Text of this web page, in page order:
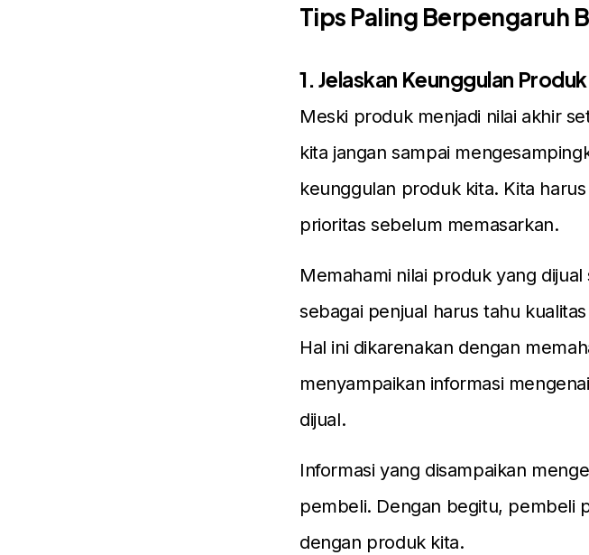
Tips Paling Berpengaruh
1. Jelaskan Keunggulan Produk
Meski produk menjadi nilai akhir
kita jangan sampai
keunggulan produk kita. Kita
prioritas sebelum memasarkan.
Memahami nilai produk yang
sebagai penjual harus tahu
Hal ini dikarenakan dengan
menyampaikan informasi
dijual.
Informasi yang disampaikan
pembeli. Dengan begitu, pembeli
dengan produk kita.